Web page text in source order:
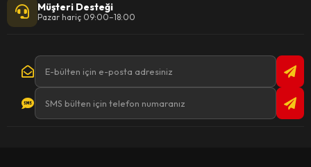
Müşteri Desteği
Pazar hariç 09:00–18:00